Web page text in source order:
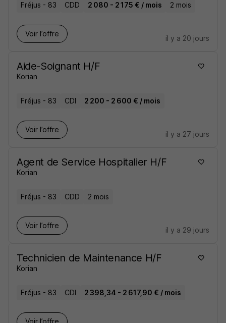
Fréjus - 83 CDD 2 080 - 2 175 € / mois 2 mois
Voir l’offre
il y a 20 jours
Aide-Soignant H/F
Korian
Fréjus - 83 CDI 2 200 - 2 600 € / mois
Voir l’offre
il y a 27 jours
Agent de Service Hospitalier H/F
Korian
Fréjus - 83 CDD 2 mois
Voir l’offre
il y a 29 jours
Technicien de Maintenance H/F
Korian
Fréjus - 83 CDI 2 398,34 - 2 617,90 € / mois
Voir l’offre